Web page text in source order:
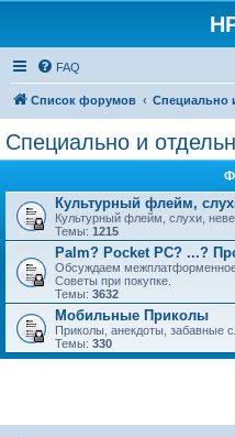
FAQ
Список форумов Специально
Специально и
Культурный флейм,
Культурный флейм, слухи,
Темы: 1215
Palm? Pocket PC? ...?
Обсуждаем
Советы при покупке.
Темы: 3632
Мобильные Приколы
Приколы, анекдоты, забавные
Темы: 330